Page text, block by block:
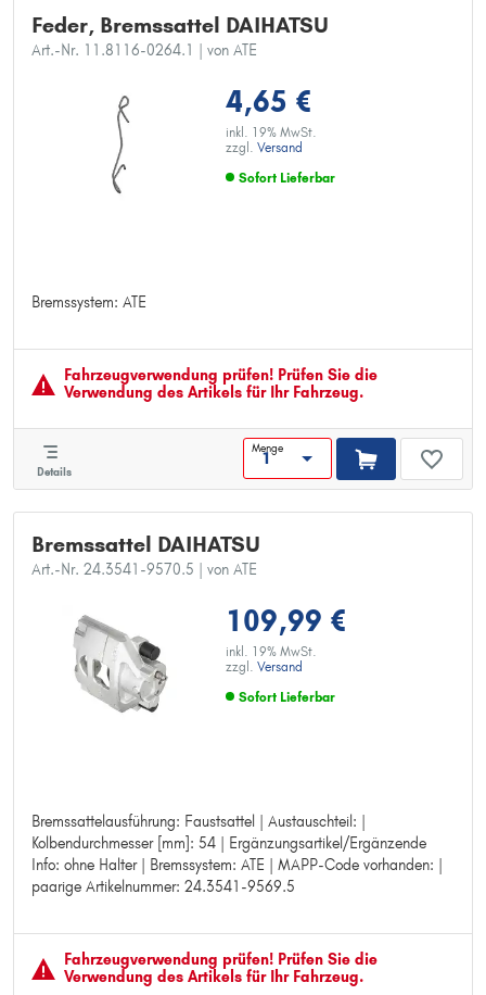
Feder, Bremssattel DAIHATSU
Art.-Nr. 11.8116-0264.1 | von ATE
4,65 €
inkl. 19% MwSt.
zzgl. Versand
Sofort Lieferbar
Bremssystem: ATE
Bremssystem: ATE
Fahrzeugver­wendung prüfen! Prüfen Sie die
Verwendung des Artikels für Ihr Fahrzeug.
Details
Menge
Bremssattel DAIHATSU
Art.-Nr. 24.3541-9570.5 | von ATE
109,99 €
inkl. 19% MwSt.
zzgl. Versand
Sofort Lieferbar
Bremssattelausführung: Faustsattel | Austauschteil: |
Kolbendurchmesser [mm]: 54 | Ergänzungsartikel/Ergänzende
Info: ohne Halter | Bremssystem: ATE | MAPP-Code vorhanden: |
paarige Artikelnummer: 24.3541-9569.5
Bremssattelausführung: Faustsattel
Austauschteil:
Kolbendurchmesser [mm]: 54
Ergänzungsartikel/Ergänzende Info: ohne Halter
MAPP-Code vorhanden:
paarige Artikelnummer: 24.3541-9569.5
Fahrzeugver­wendung prüfen! Prüfen Sie die
Verwendung des Artikels für Ihr Fahrzeug.